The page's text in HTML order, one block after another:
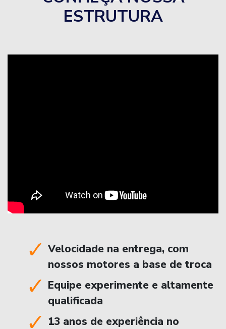
ESTRUTURA
Velocidade na entrega, com
nossos motores a base de troca
Equipe experimente e altamente
qualificada
13 anos de experiência no